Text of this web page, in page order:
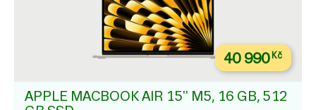
40 990Kč
APPLE MACBOOK AIR 15'' M5, 16 GB, 512